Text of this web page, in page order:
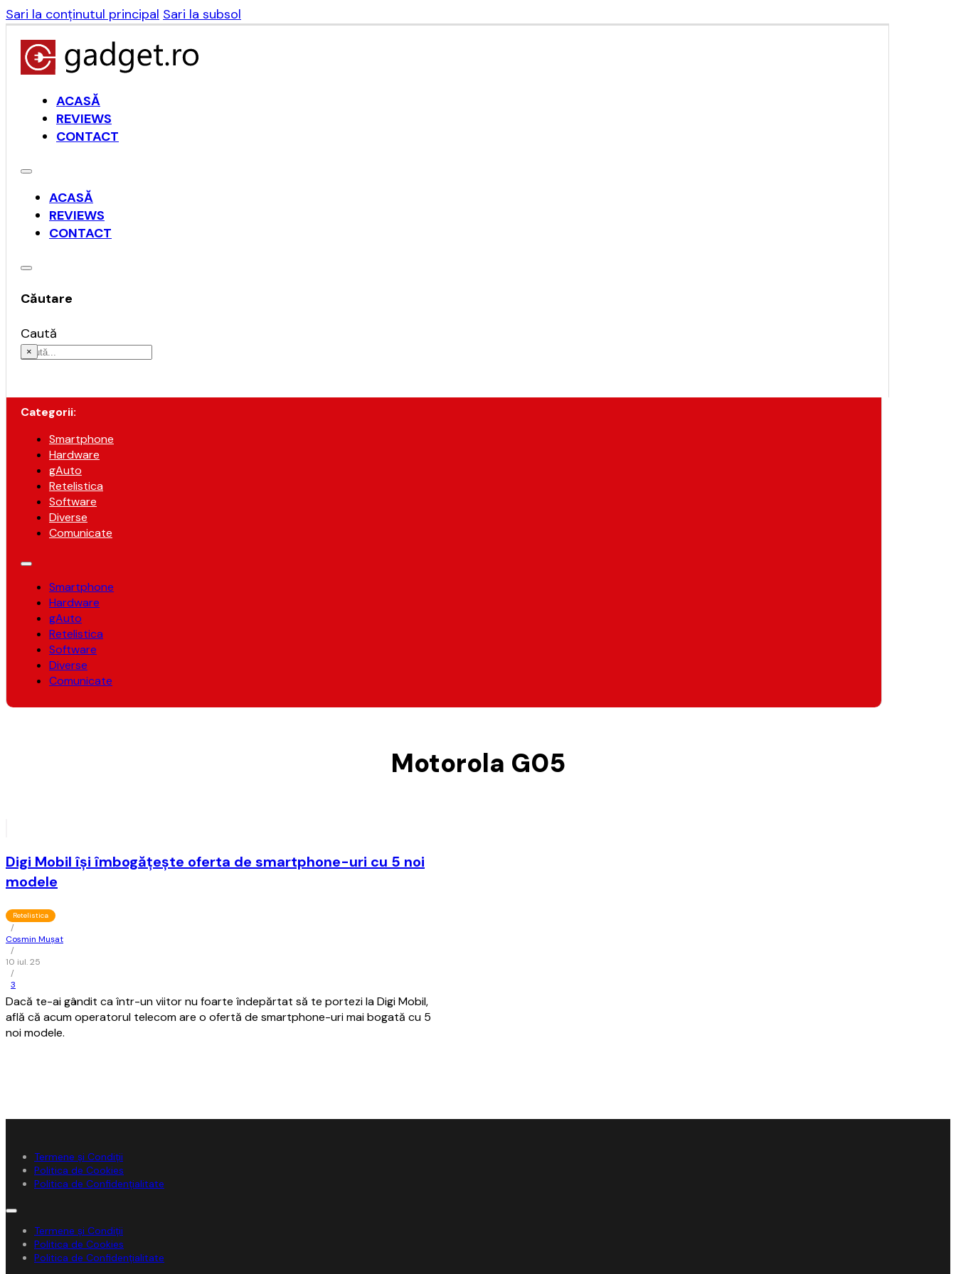
Sari la conținutul principal Sari la subsol
ACASĂ
REVIEWS
CONTACT
ACASĂ
REVIEWS
CONTACT
Căutare
Caută
×
Categorii:
Smartphone
Hardware
gAuto
Retelistica
Software
Diverse
Comunicate
Smartphone
Hardware
gAuto
Retelistica
Software
Diverse
Comunicate
Motorola G05
Digi Mobil îşi îmbogăţeşte oferta de smartphone-uri cu 5 noi
modele
Retelistica
/
Cosmin Mușat
/
10 iul. 25
/
3
Dacă te-ai gândit ca într-un viitor nu foarte îndepărtat să te portezi la Digi Mobil,
află că acum operatorul telecom are o ofertă de smartphone-uri mai bogată cu 5
noi modele.
Termene și Condiții
Politica de Cookies
Politica de Confidențialitate
Termene și Condiții
Politica de Cookies
Politica de Confidențialitate